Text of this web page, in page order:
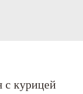
курицей